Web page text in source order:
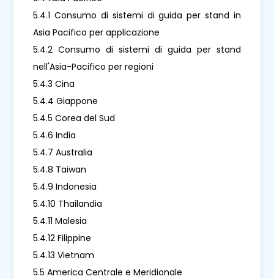
5.4.1 Consumo di sistemi di guida per stand in
Asia Pacifico per applicazione
5.4.2 Consumo di sistemi di guida per stand
nell'Asia-Pacifico per regioni
5.4.3 Cina
5.4.4 Giappone
5.4.5 Corea del Sud
5.4.6 India
5.4.7 Australia
5.4.8 Taiwan
5.4.9 Indonesia
5.4.10 Thailandia
5.4.11 Malesia
5.4.12 Filippine
5.4.13 Vietnam
5.5 America Centrale e Meridionale